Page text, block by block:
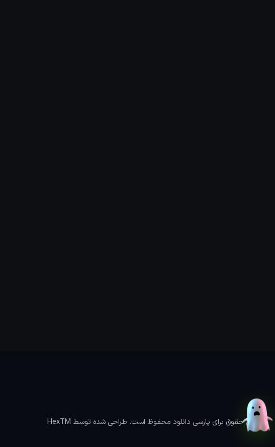
تمامی حقوق برای پارسی دانلود محفوظ است. طراحی شده توسط HexTM